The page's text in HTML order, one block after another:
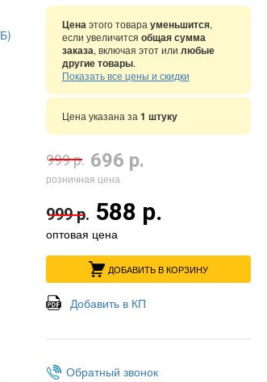
Ценаэтого товара уменьшится,
если увеличится общая сумма
заказа, включая этот или любые
другие товары.
Показать все цены и скидки
Цена указана за 1 штуку
999 р. 696 р.
розничная цена
999 р. 588 р.
оптовая цена
ДОБАВИТЬ В КОРЗИНУ
Добавить в КП
Обратный звонок